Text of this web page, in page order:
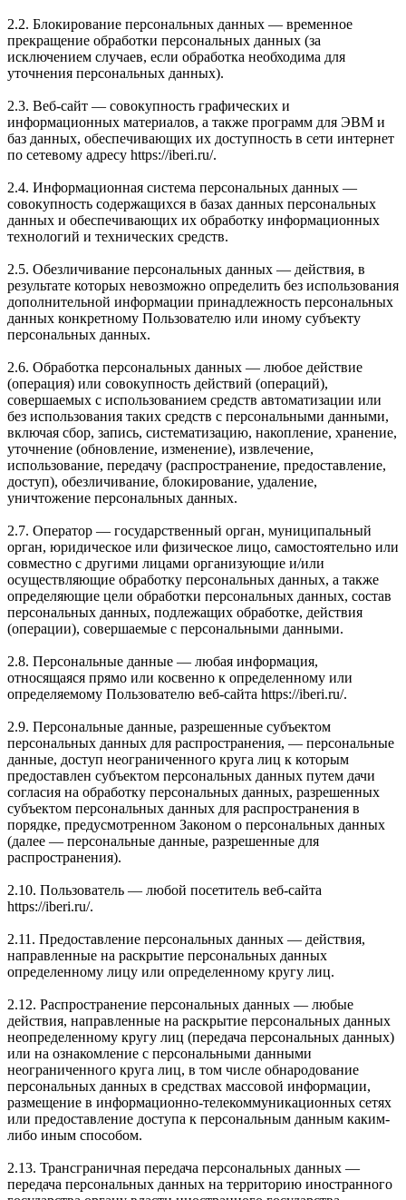
2.2. Блокирование персональных данных — временное
прекращение обработки персональных данных (за
исключением случаев, если обработка необходима для
уточнения персональных данных).
2.3. Веб-сайт — совокупность графических и
информационных материалов, а также программ для ЭВМ и
баз данных, обеспечивающих их доступность в сети интернет
по сетевому адресу https://iberi.ru/.
2.4. Информационная система персональных данных —
совокупность содержащихся в базах данных персональных
данных и обеспечивающих их обработку информационных
технологий и технических средств.
2.5. Обезличивание персональных данных — действия, в
результате которых невозможно определить без использования
дополнительной информации принадлежность персональных
данных конкретному Пользователю или иному субъекту
персональных данных.
2.6. Обработка персональных данных — любое действие
(операция) или совокупность действий (операций),
совершаемых с использованием средств автоматизации или
без использования таких средств с персональными данными,
включая сбор, запись, систематизацию, накопление, хранение,
уточнение (обновление, изменение), извлечение,
использование, передачу (распространение, предоставление,
доступ), обезличивание, блокирование, удаление,
уничтожение персональных данных.
2.7. Оператор — государственный орган, муниципальный
орган, юридическое или физическое лицо, самостоятельно или
совместно с другими лицами организующие и/или
осуществляющие обработку персональных данных, а также
определяющие цели обработки персональных данных, состав
персональных данных, подлежащих обработке, действия
(операции), совершаемые с персональными данными.
2.8. Персональные данные — любая информация,
относящаяся прямо или косвенно к определенному или
определяемому Пользователю веб-сайта https://iberi.ru/.
2.9. Персональные данные, разрешенные субъектом
персональных данных для распространения, — персональные
данные, доступ неограниченного круга лиц к которым
предоставлен субъектом персональных данных путем дачи
согласия на обработку персональных данных, разрешенных
субъектом персональных данных для распространения в
порядке, предусмотренном Законом о персональных данных
(далее — персональные данные, разрешенные для
распространения).
2.10. Пользователь — любой посетитель веб-сайта
https://iberi.ru/.
2.11. Предоставление персональных данных — действия,
направленные на раскрытие персональных данных
определенному лицу или определенному кругу лиц.
2.12. Распространение персональных данных — любые
действия, направленные на раскрытие персональных данных
неопределенному кругу лиц (передача персональных данных)
или на ознакомление с персональными данными
неограниченного круга лиц, в том числе обнародование
персональных данных в средствах массовой информации,
размещение в информационно-телекоммуникационных сетях
или предоставление доступа к персональным данным каким-
либо иным способом.
2.13. Трансграничная передача персональных данных —
передача персональных данных на территорию иностранного